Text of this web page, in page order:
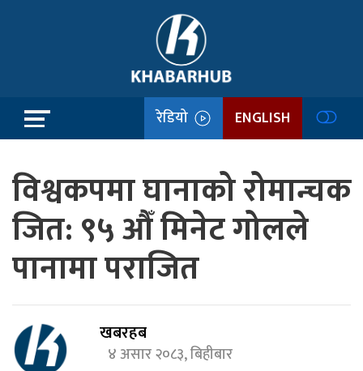
रेडियो ENGLISH
विश्वकपमा घानाको रोमान्चक
जित: ९५ औँ मिनेट गोलले
पानामा पराजित
खबरहब
४ असार २०८३, बिहीबार